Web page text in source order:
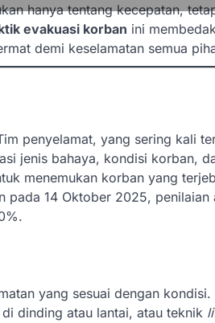
hanya tentang kecepatan,
evakuasi korban ini
demi keselamatan semua
penyelamat, yang sering kali
jenis bahaya, kondisi korban,
menemukan korban yang
pada 14 Oktober 2025, penilaian
yang sesuai dengan kondisi.
dinding atau lantai, atau teknik